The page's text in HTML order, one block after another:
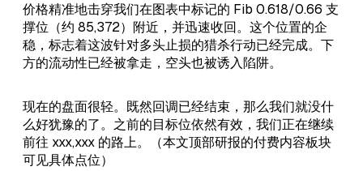
价格精准地击穿我们在图表中标记的 Fib 0.618/0.66 支
撑位（约 85,372）附近，并迅速收回。这个位置的企
稳，标志着这波针对多头止损的猎杀行动已经完成。下
方的流动性已经被拿走，空头也被诱入陷阱。
现在的盘面很轻。既然回调已经结束，那么我们就没什
么好犹豫的了。之前的目标位依然有效，我们正在继续
前往 xxx,xxx 的路上。（本文顶部研报的付费内容板块
可见具体点位）